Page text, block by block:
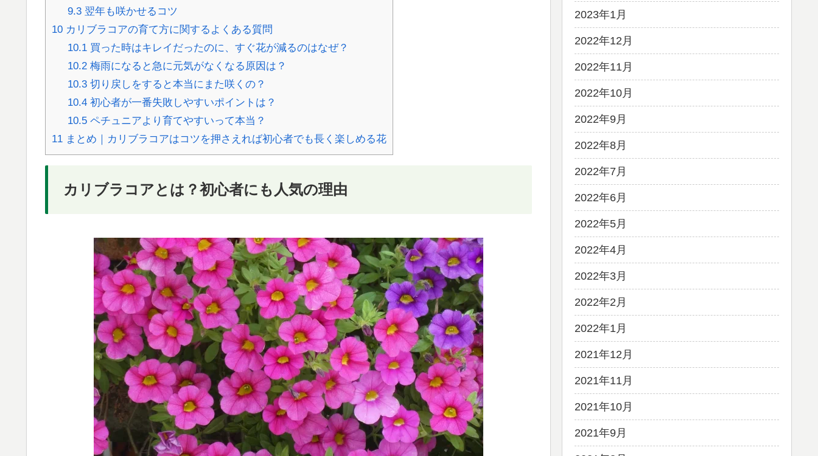
9.3翌年も咲かせるコツ
10 カリブラコアの育て方に関するよくある質問
10.1買った時はキレイだったのに、すぐ花が減るのはなぜ？
10.2梅雨になると急に元気がなくなる原因は？
10.3切り戻しをすると本当にまた咲くの？
10.4初心者が一番失敗しやすいポイントは？
10.5ペチュニアより育てやすいって本当？
11 まとめ｜カリブラコアはコツを押さえれば初心者でも長く楽しめる花
カリブラコアとは？初心者にも人気の理由
2023年1月
2022年12月
2022年11月
2022年10月
2022年9月
2022年8月
2022年7月
2022年6月
2022年5月
2022年4月
2022年3月
2022年2月
2022年1月
2021年12月
2021年11月
2021年10月
2021年9月